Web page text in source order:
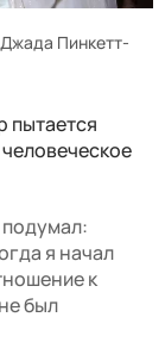
Пинкетт-
пытается
подумал:
я начал
к
был